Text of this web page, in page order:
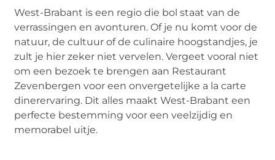
West-Brabant is een regio die bol staat van de
verrassingen en avonturen. Of je nu komt voor de
natuur, de cultuur of de culinaire hoogstandjes, je
zult je hier zeker niet vervelen. Vergeet vooral niet
om een bezoek te brengen aan Restaurant
Zevenbergen voor een onvergetelijke a la carte
dinerervaring. Dit alles maakt West-Brabant een
perfecte bestemming voor een veelzijdig en
memorabel uitje.